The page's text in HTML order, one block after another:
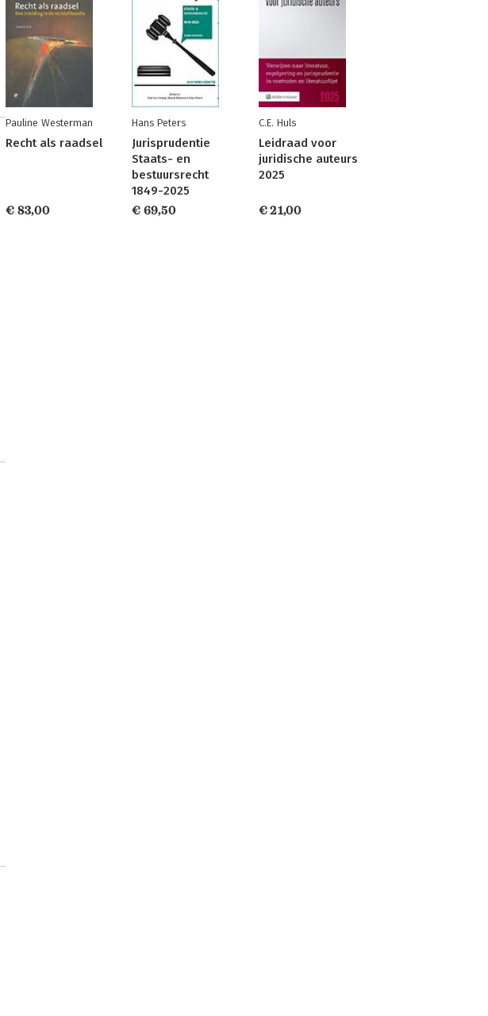
Pauline Westerman
Recht als raadsel
€ 83,00
Hans Peters
Jurisprudentie
Staats- en
bestuursrecht
1849-2025
€ 69,50
C.E. Huls
Leidraad voor
juridische auteurs
2025
€ 21,00